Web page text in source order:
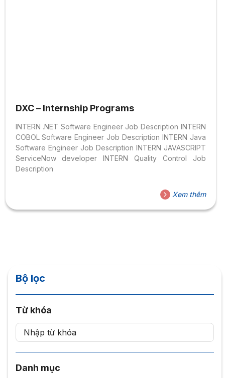
DXC – Internship Programs
INTERN .NET Software Engineer Job Description INTERN
COBOL Software Engineer Job Description INTERN Java
Software Engineer Job Description INTERN JAVASCRIPT
ServiceNow developer INTERN Quality Control Job
Description
Xem thêm
Bộ lọc
Từ khóa
Danh mục